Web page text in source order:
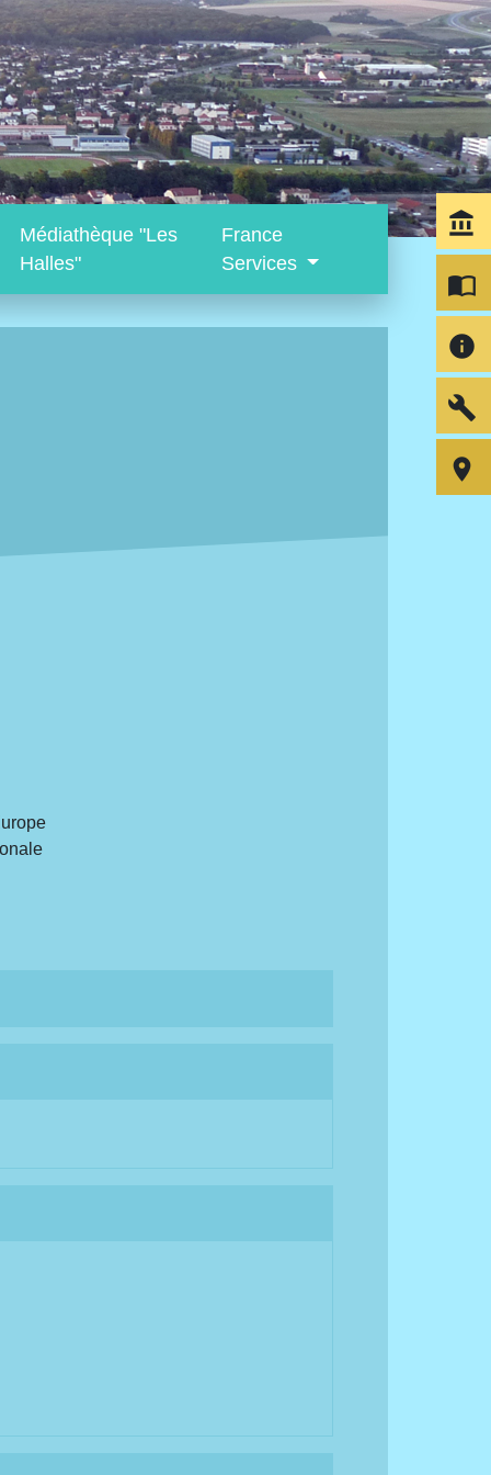
Médiathèque "Les
Halles"
France
Services
account_balance
import_contacts
info
build
room